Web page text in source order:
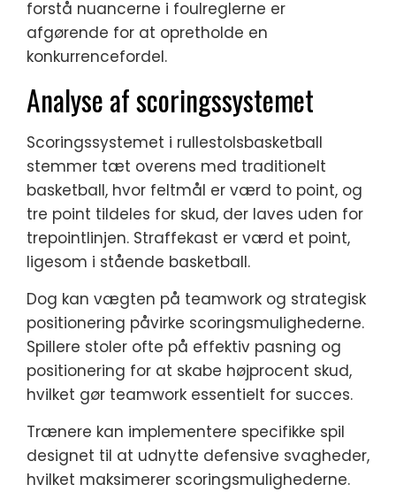
forstå nuancerne i foulreglerne er
afgørende for at opretholde en
konkurrencefordel.
Analyse af scoringssystemet
Scoringssystemet i rullestolsbasketball
stemmer tæt overens med traditionelt
basketball, hvor feltmål er værd to point, og
tre point tildeles for skud, der laves uden for
trepointlinjen. Straffekast er værd et point,
ligesom i stående basketball.
Dog kan vægten på teamwork og strategisk
positionering påvirke scoringsmulighederne.
Spillere stoler ofte på effektiv pasning og
positionering for at skabe højprocent skud,
hvilket gør teamwork essentielt for succes.
Trænere kan implementere specifikke spil
designet til at udnytte defensive svagheder,
hvilket maksimerer scoringsmulighederne.